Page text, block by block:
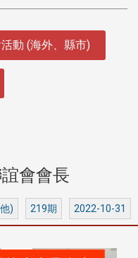
動 (海外、縣市)
會會長
) 219期 2022-10-31